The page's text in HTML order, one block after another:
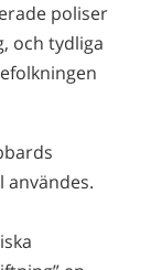
poliser
och tydliga